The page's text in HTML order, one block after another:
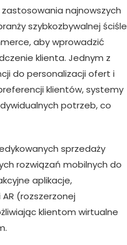
najnowszych
szybkozbywalnej ściśle
aby wprowadzić
klienta. Jednym z
do personalizacji ofert i
klientów, systemy
potrzeb, co
sprzedaży
rozwiązań mobilnych do
aplikacje,
(rozszerzonej
klientom wirtualne